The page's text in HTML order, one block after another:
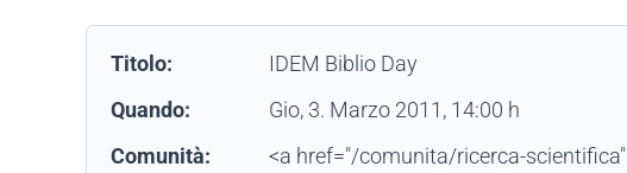
Titolo:
IDEM Biblio Day
Quando:
Gio, 3. Marzo 2011 , 14:00 h
Comunità:
<a href="/comunita/ricerca-